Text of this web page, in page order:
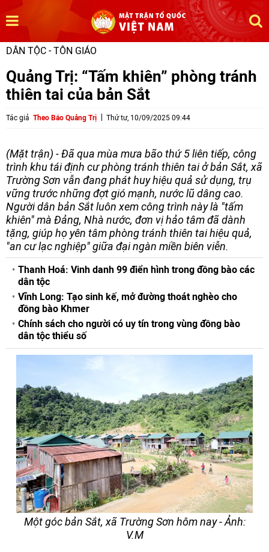
DÂN TỘC - TÔN GIÁO
Quảng Trị: “Tấm khiên” phòng tránh
thiên tai của bản Sắt
Tác giả Theo Báo Quảng Trị Thứ tư, 10/09/2025 09:44
(Mặt trận) - Đã qua mùa mưa bão thứ 5 liên tiếp, công
trình khu tái định cư phòng tránh thiên tai ở bản Sắt, xã
Trường Sơn vẫn đang phát huy hiệu quả sử dụng, trụ
vững trước những đợt gió mạnh, nước lũ dâng cao.
Người dân bản Sắt luôn xem công trình này là "tấm
khiên" mà Đảng, Nhà nước, đơn vị hảo tâm đã dành
tặng, giúp họ yên tâm phòng tránh thiên tai hiệu quả,
"an cư lạc nghiệp" giữa đại ngàn miền biên viễn.
Thanh Hoá: Vinh danh 99 điển hình trong đồng bào các
dân tộc
Vĩnh Long: Tạo sinh kế, mở đường thoát nghèo cho
đồng bào Khmer
Chính sách cho người có uy tín trong vùng đồng bào
dân tộc thiểu số
Một góc bản Sắt, xã Trường Sơn hôm nay - Ảnh:
V.M